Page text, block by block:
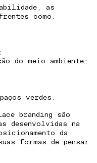
as
como:
do meio ambiente;
verdes.
branding são
desenvolvidas na
da
formas de pensar